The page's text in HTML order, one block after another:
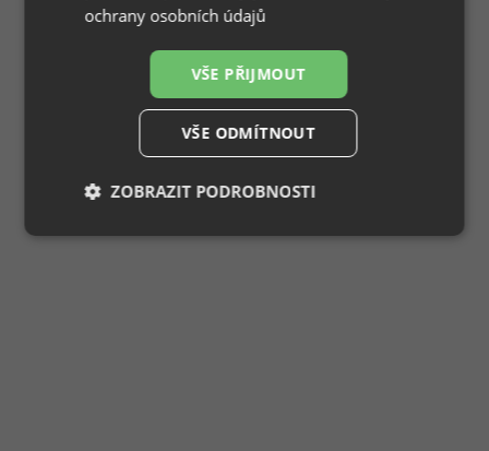
ochrany osobních údajů
VŠE PŘIJMOUT
VŠE ODMÍTNOUT
ZOBRAZIT PODROBNOSTI
Nezbytně
Výkonové
Soubory